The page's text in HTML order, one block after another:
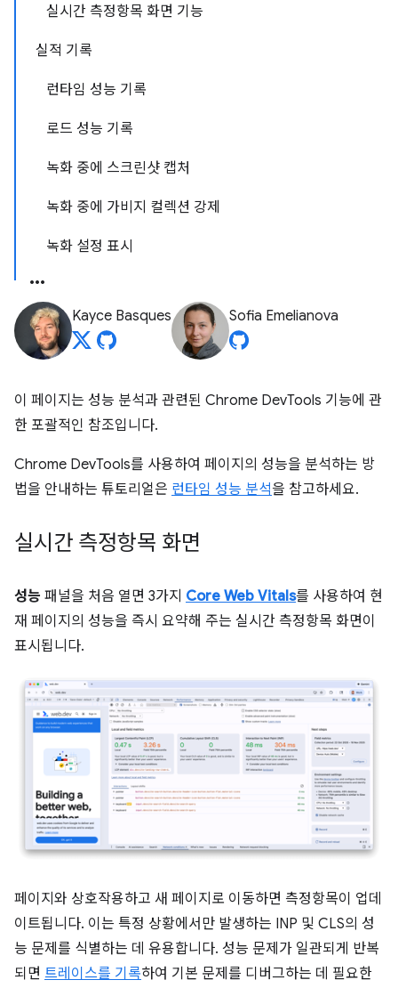
실시간 측정항목 화면 기능
실적 기록
런타임 성능 기록
로드 성능 기록
녹화 중에 스크린샷 캡처
녹화 중에 가비지 컬렉션 강제
녹화 설정 표시
Kayce Basques Sofia Emelianova
이 페이지는 성능 분석과 관련된 Chrome DevTools 기능에 관
한 포괄적인 참조입니다.
Chrome DevTools를 사용하여 페이지의 성능을 분석하는 방
법을 안내하는 튜토리얼은 런타임 성능 분석을 참고하세요.
실시간 측정항목 화면
성능 패널을 처음 열면 3가지 Core Web Vitals를 사용하여 현
재 페이지의 성능을 즉시 요약해 주는 실시간 측정항목 화면이
표시됩니다.
페이지와 상호작용하고 새 페이지로 이동하면 측정항목이 업데
이트됩니다. 이는 특정 상황에서만 발생하는 INP 및 CLS의 성
능 문제를 식별하는 데 유용합니다. 성능 문제가 일관되게 반복
되면 트레이스를 기록하여 기본 문제를 디버그하는 데 필요한